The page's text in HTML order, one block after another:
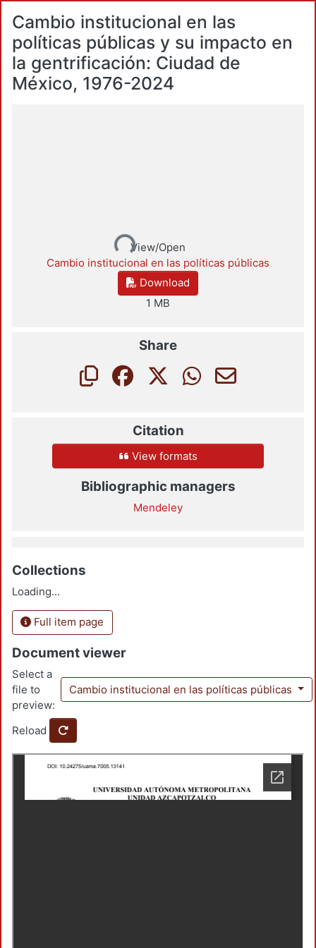
Cambio institucional en las
políticas públicas y su impacto en
la gentrificación: Ciudad de
México, 1976-2024
Loading...View/Open
Cambio institucional en las políticas públicas
Download
1 MB
Share
Citation
View formats
Bibliographic managers
Mendeley
Collections
Loading...
Full item page
Document viewer
Select a
file to
preview:
Cambio institucional en las políticas públicas
Reload